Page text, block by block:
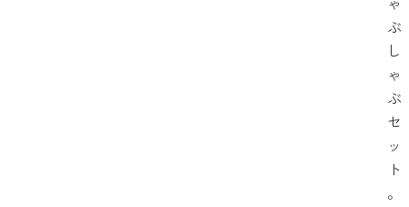
ぶ
し
ゃ
ぶ
セ
ッ
ト
。